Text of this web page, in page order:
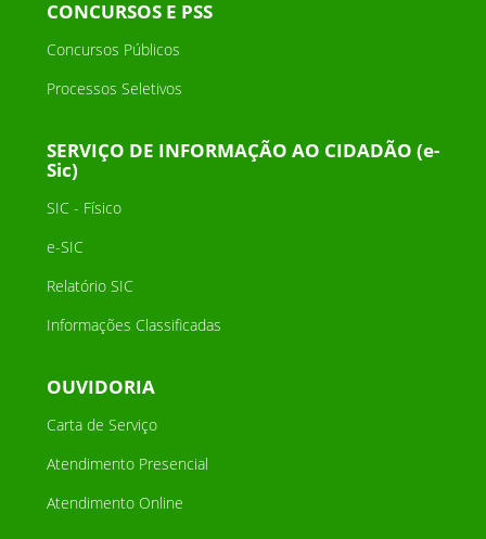
CONCURSOS E PSS
Concursos Públicos
Processos Seletivos
SERVIÇO DE INFORMAÇÃO AO CIDADÃO (e-
Sic)
SIC - Físico
e-SIC
Relatório SIC
Informações Classificadas
OUVIDORIA
Carta de Serviço
Atendimento Presencial
Atendimento Online